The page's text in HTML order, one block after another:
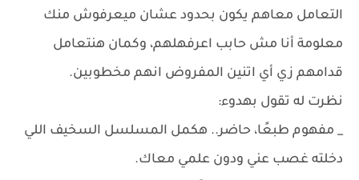
التعامل معاهم يكون بحدود عشان ميعرفوش منك
معلومة أنا مش حابب اعرفهلهم، وكمان هنتعامل
قدامهم زي أي اتنين المفروض انهم مخطوبين.
نظرت له تقول بهدوء:
_ مفهوم طبعًا، حاضر.. هكمل المسلسل السخيف اللي
دخلته غصب عني ودون علمي معاك.